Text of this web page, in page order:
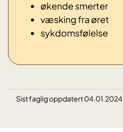
økende smerter
væsking fra øret
sykdomsfølelse
Sist faglig oppdatert 04.01.2024